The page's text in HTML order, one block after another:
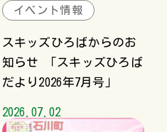
イベント情報
スキッズひろばからのお
知らせ 「スキッズひろば
だより2026年7月号」
2026.07.02